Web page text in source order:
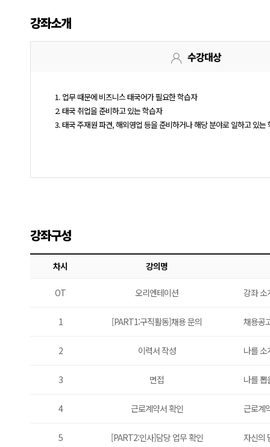
강좌소개
수강대상
1. 업무 때문에 비즈니스 태국어가 필요한 학습자
2. 태국 취업을 준비하고 있는 학습자
3. 태국 주재원 파견, 해외영업 등을 준비하거나 해당 분야로 일하고 있는
강좌구성
차시 강의명
OT 오리엔테이션 강좌 소
1 [PART1:구직활동]채용 문의 채용공
2 이력서 작성 나를 소
3 면접 나를 뽑
4 근로계약서 확인 근로계
5 [PART2:인사]담당 업무 확인 자신의